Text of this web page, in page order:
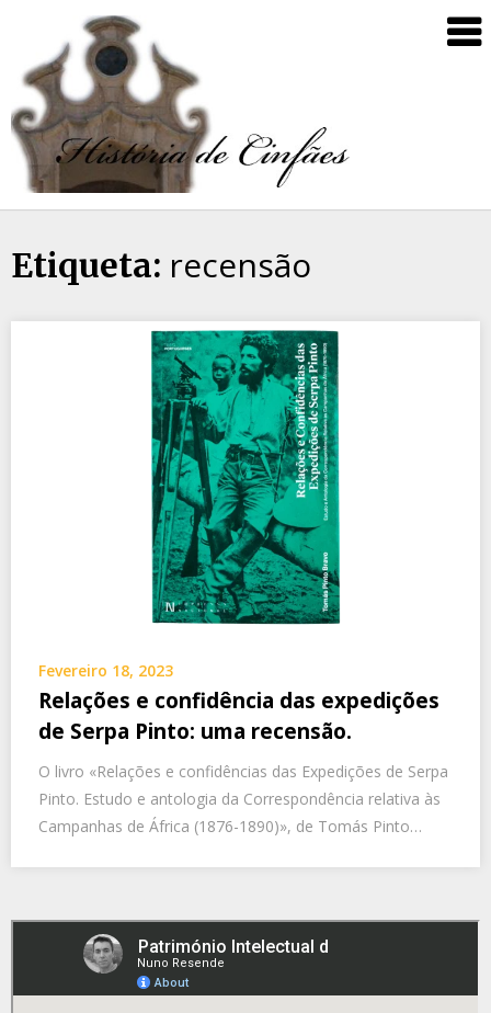
Etiqueta: recensão
Fevereiro 18, 2023
Relações e confidência das expedições
de Serpa Pinto: uma recensão.
O livro «Relações e confidências das Expedições de Serpa
Pinto. Estudo e antologia da Correspondência relativa às
Campanhas de África (1876-1890)», de Tomás Pinto…